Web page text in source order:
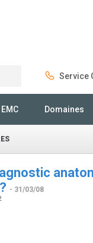
Service
Domaines
- 31/03/08